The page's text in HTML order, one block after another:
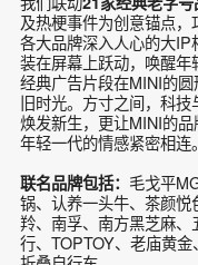
跨界联动，并不是单
颠覆性的气质吸引受
题性和传播性。一场
深远影响。
我们联动 21家经典老
及热梗事件为创意锚
各大品牌深入人心的
装在屏幕上跃动，唤
经典广告片段在MINI
旧时光。方寸之间，
焕发新生，更让MINI